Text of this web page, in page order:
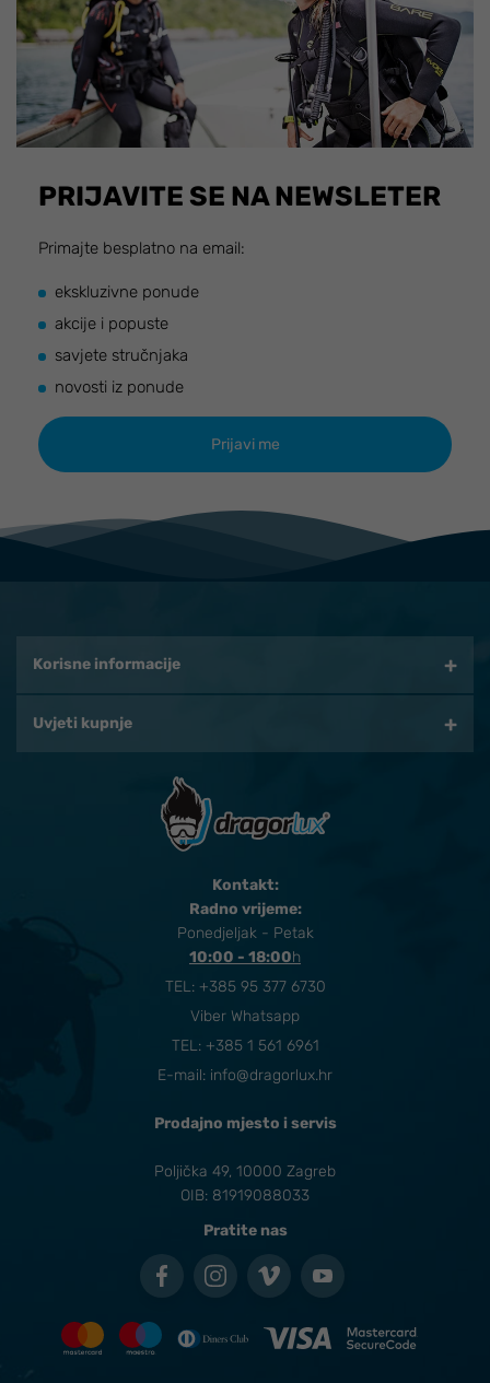
PRIJAVITE SE NA NEWSLETER
Primajte besplatno na email:
ekskluzivne ponude
akcije i popuste
savjete stručnjaka
novosti iz ponude
Korisne informacije
Uvjeti kupnje
Kontakt:
Radno vrijeme:
Ponedjeljak - Petak
10:00 - 18:00​h
TEL: +385 95 377 6730
Viber Whatsapp
TEL: +385 1 561 6961
E-mail: info@dragorlux.hr
Prodajno mjesto i servis
Poljička 49, 10000 Zagreb
OIB: 81919088033
Pratite nas